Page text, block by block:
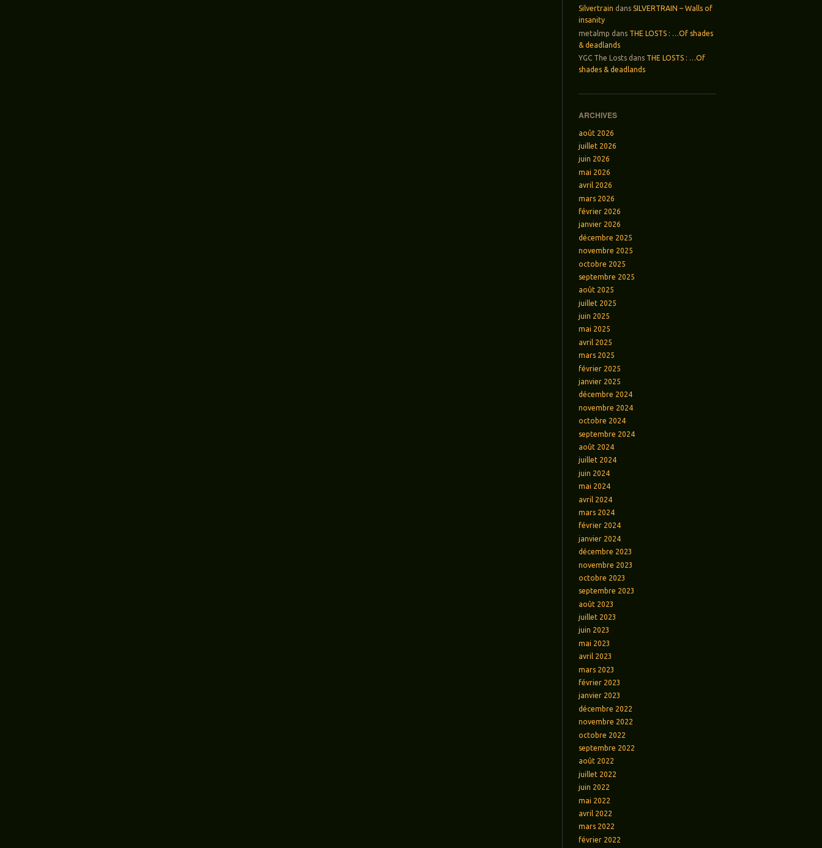
Silvertrain dansSILVERTRAIN – Walls of
insanity
metalmp dans THE LOSTS : …Of shades
& deadlands
YGC The Losts dans THE LOSTS : …Of
shades & deadlands
ARCHIVES
août 2026
juillet 2026
juin 2026
mai 2026
avril 2026
mars 2026
février 2026
janvier 2026
décembre 2025
novembre 2025
octobre 2025
septembre 2025
août 2025
juillet 2025
juin 2025
mai 2025
avril 2025
mars 2025
février 2025
janvier 2025
décembre 2024
novembre 2024
octobre 2024
septembre 2024
août 2024
juillet 2024
juin 2024
mai 2024
avril 2024
mars 2024
février 2024
janvier 2024
décembre 2023
novembre 2023
octobre 2023
septembre 2023
août 2023
juillet 2023
juin 2023
mai 2023
avril 2023
mars 2023
février 2023
janvier 2023
décembre 2022
novembre 2022
octobre 2022
septembre 2022
août 2022
juillet 2022
juin 2022
mai 2022
avril 2022
mars 2022
février 2022